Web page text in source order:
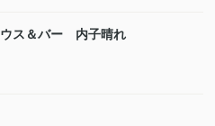
ス＆バー 内子晴れ